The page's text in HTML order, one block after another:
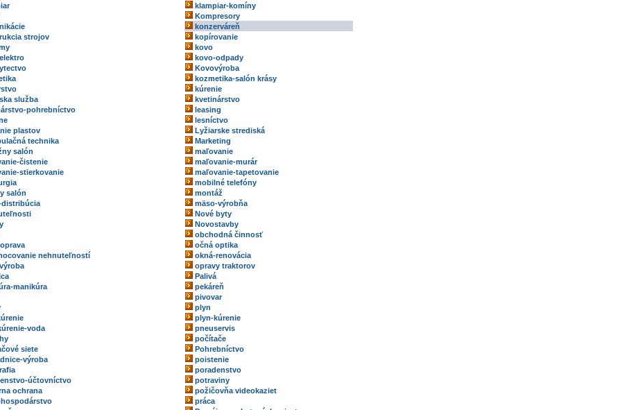
klampiar-komíny
Kompresory
konzerváreň
strojov
kopírovanie
kovo
kovo-odpady
Kovovýroba
kozmetika-salón krásy
kúrenie
služba
kvetinárstvo
pohrebníctvo
leasing
lesníctvo
plastov
Lyžiarske strediská
technika
Marketing
salón
maľovanie
čistenie
maľovanie-murár
stierkovanie
maľovanie-tapetovanie
mobilné telefóny
salón
montáž
distribúcia
mäso-výrobňa
Nové byty
Novostavby
obchodná činnosť
očná optika
nehnuteľností
okná-renovácia
opravy traktorov
Palivá
manikúra
pekáreň
pivovar
plyn
plyn-kúrenie
voda
pneuservis
počítače
siete
Pohrebníctvo
výroba
poistenie
poradenstvo
účtovníctvo
potraviny
ochrana
požičovňa videokaziet
práca